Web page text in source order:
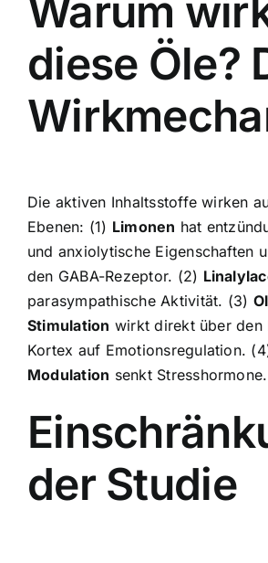
Warum
diese Öle?
Die aktiven Inhaltsstoffe wirken
Ebenen: (1) Limonen hat
und anxiolytische Eigenschaften
den GABA-Rezeptor. (2)
parasympathische Aktivität. (3)
Stimulation wirkt direkt über den
Kortex auf Emotionsregulation.
Modulation senkt Stresshormone.
der Studie